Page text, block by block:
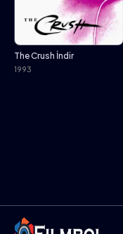
The Crush İndir
1993